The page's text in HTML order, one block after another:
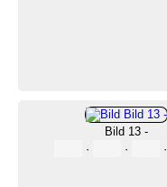
Bild 13 -
·
· ·